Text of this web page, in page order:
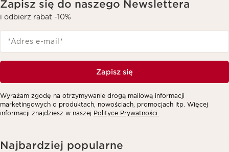
Zapisz się do naszego Newslettera
i odbierz rabat -10%
*Adres e-mail *
Zapisz się
Wyrażam zgodę na otrzymywanie drogą mailową informacji
marketingowych o produktach, nowościach, promocjach itp. Więcej
informacji znajdziesz w naszej Polityce Prywatności.
Najbardziej popularne